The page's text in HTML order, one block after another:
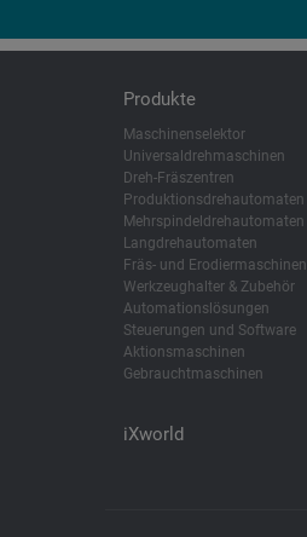
Produkte
Maschinenselektor
Universaldrehmaschinen
Dreh-Fräszentren
Produktionsdrehautomaten
Mehrspindeldrehautomaten
Langdrehautomaten
Fräs- und Erodiermaschinen
Werkzeughalter & Zubehör
Automationslösungen
Steuerungen und Software
Aktionsmaschinen
Gebrauchtmaschinen
iXworld